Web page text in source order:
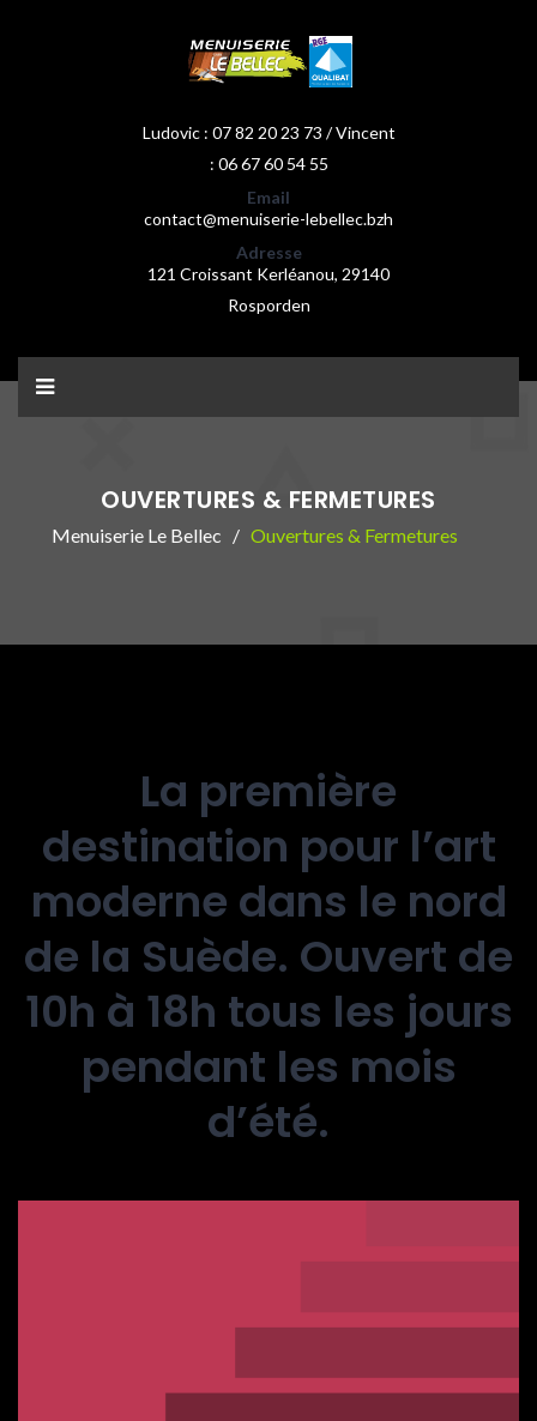
Ludovic : 07 82 20 23 73 / Vincent
: 06 67 60 54 55
Email
contact@menuiserie-lebellec.bzh
Adresse
121 Croissant Kerléanou, 29140
Rosporden
OUVERTURES & FERMETURES
Menuiserie Le Bellec Ouvertures & Fermetures
La première
destination pour l’art
moderne dans le nord
de la Suède. Ouvert de
10h à 18h tous les jours
pendant les mois
d’été.